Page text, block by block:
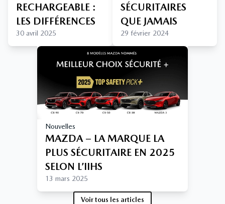
RECHARGEABLE :
LES DIFFÉRENCES
30 avril 2025
SÉCURITAIRES
QUE JAMAIS
29 février 2024
Nouvelles
MAZDA – LA MARQUE LA
PLUS SÉCURITAIRE EN 2025
SELON L’IIHS
13 mars 2025
Voir tous les articles